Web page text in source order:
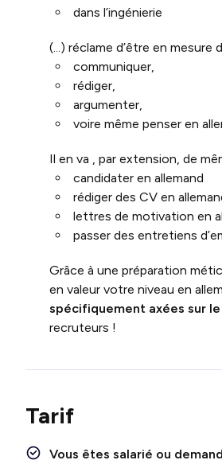
dans l’ingénierie
(...) réclame d’être en mesure
communiquer,
rédiger,
argumenter,
voire même penser en
Il en va , par extension, de
candidater en allemand
rédiger des CV en
lettres de motivation en
passer des entretiens
Grâce à une préparation
en valeur votre niveau en
spécifiquement axées sur
recruteurs !
Tarif
Vous êtes salarié ou